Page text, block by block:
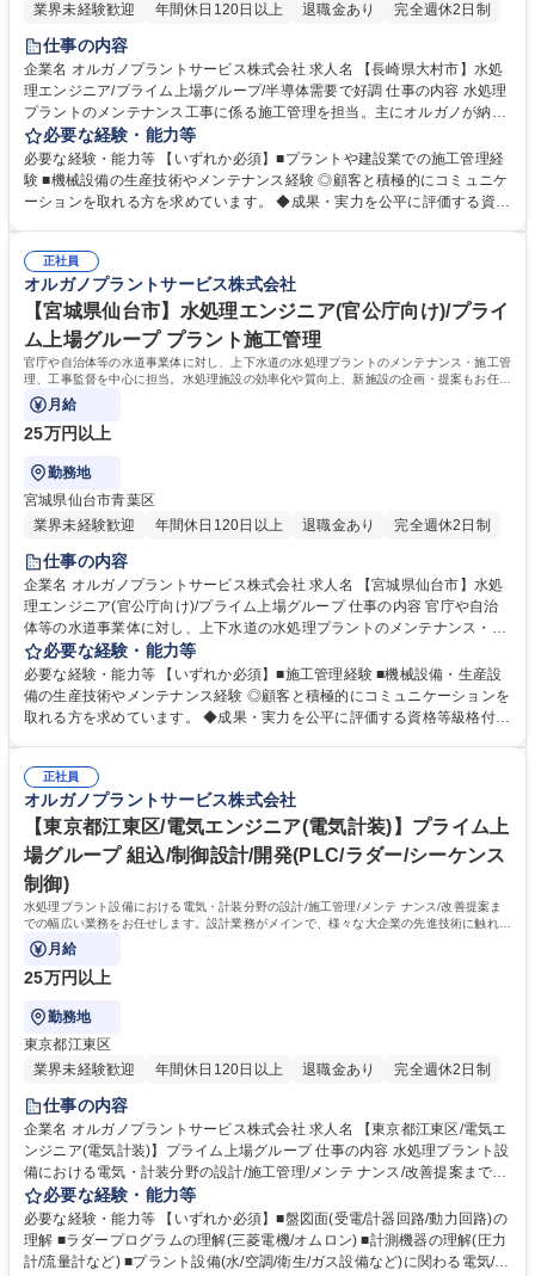
業界未経験歓迎
年間休日120日以上 退職金あり 完全週休2日制
仕事の内容
企業名 オルガノプラントサービス株式会社 求人名 【長崎県大村市】水処
理エンジニア/プライム上場グループ/半導体需要で好調 仕事の内容 水処理
プラントのメンテナンス工事に係る施工管理を担当。主にオルガノが納入
した大規模水処理プラントを扱います。顧客は半導体・液晶等を製造する
電子メーカーや医薬品メーカー、食品メーカー等です。 ◆日本全国の顧客
に迅速な対応を行う為、全国に23ヶ所の出張所を設置し ており、オルガ
ノグループ各社と協力して業務を進めていきます。 【オルガノの技術力】
上げる。当社は「水」に秘められた能力を引き出し、産業と社会の未来を
拓いていきます。※建物の改変を伴う業務は含まない 募集職種 【長崎県
大村市】水処理エンジニア/プライム上場グループ/半導体需要で好調
必要な経験・能力等
必要な経験・能力等 【いずれか必須】■プラントや建設業での施工管理経
験 ■機械設備の生産技術やメンテナンス経験 ◎顧客と積極的にコミュニケ
ーションを取れる方を求めています。 ◆成果・実力を公平に評価する資格
ます。 ◆高度経済成長期に普及した全国の多くの上下水道施設が老朽化、
更新時期を迎えています。「水」の能力を引き出すプライム市場上場オル
ガノグループで、水処理プラントに関する経験を活かして活躍できます。
学歴・資格 学歴：大学院 大学 高専 短大 専修学校 高校 語学力： 資格：第
一種運転免許普通自動車
正社員
オルガノプラントサービス株式会社
【宮城県仙台市】水処理エンジニア(官公庁向け)/プライ
ム上場グループ プラント施工管理
官庁や自治体等の水道事業体に対し、上下水道の水処理プラントのメンテナンス・施工管
理、工事監督を中心に担当。水処理施設の効率化や質向上、新施設の企画・提案もお任せ
致します。
月給
25万円以上
勤務地
宮城県仙台市青葉区
業界未経験歓迎
年間休日120日以上 退職金あり 完全週休2日制
仕事の内容
企業名 オルガノプラントサービス株式会社 求人名 【宮城県仙台市】水処
理エンジニア(官公庁向け)/プライム上場グループ 仕事の内容 官庁や自治
体等の水道事業体に対し、上下水道の水処理プラントのメンテナンス・施
工管理、工事監督を中心に担当。水処理施設の効率化や質向上、新施設の
企画・提案もお任せ致します。 ◎新卒・中途入社に関係なく、仕事の成果
に見合った資格等級格付制度を 導入。実力を公平に評価する成果主義の考
え方を取り入れています。 ※建物の改変を伴う業務は含まない 募集職種
必要な経験・能力等
必要な経験・能力等 【いずれか必須】■施工管理経験 ■機械設備・生産設
備の生産技術やメンテナンス経験 ◎顧客と積極的にコミュニケーションを
取れる方を求めています。 ◆成果・実力を公平に評価する資格等級格付制
高度経済成長期に普及した全国の多くの上下水道施設が老朽化、更新時期
を迎えています。「水」の能力を引き出すプライム市場上場オルガノグル
ープで、水処理プラントに関する経験を活かして活躍できます。 学歴・資
格 学歴：大学院 大学 高専 短大 専修学校 高校 語学力： 資格：第一種運転
免許普通自動車
正社員
オルガノプラントサービス株式会社
【東京都江東区/電気エンジニア(電気計装)】プライム上
場グループ 組込/制御設計/開発(PLC/ラダー/シーケンス
制御)
水処理プラント設備における電気・計装分野の設計/施工管理/メンテ ナンス/改善提案ま
での幅広い業務をお任せします。設計業務がメインで、様々な大企業の先進技術に触れ、
時代の最先端の現場で活躍可能です。
月給
25万円以上
勤務地
東京都江東区
業界未経験歓迎
年間休日120日以上 退職金あり 完全週休2日制
仕事の内容
企業名 オルガノプラントサービス株式会社 求人名 【東京都江東区/電気エ
ンジニア(電気計装)】プライム上場グループ 仕事の内容 水処理プラント設
備における電気・計装分野の設計/施工管理/メンテ ナンス/改善提案までの
幅広い業務をお任せします。設計業務がメインで、様々な大企業の先進技
術に触れ、時代の最先端の現場で活躍可能です。 【具体的には】1)事務所
内業務：■新設・改造に関する計画業務 ■制御盤など、製作品に関する設
計及び完成検査 ■制御プログラムの作成・検証 タッチパネル画面の作成・
必要な経験・能力等
必要な経験・能力等 【いずれか必須】■盤図面(受電/計器回路/動力回路)の
理解 ■ラダープログラムの理解(三菱電機/オムロン) ■計測機器の理解(圧力
計/流量計など) ■プラント設備(水/空調/衛生/ガス設備など)に関わる電気/計